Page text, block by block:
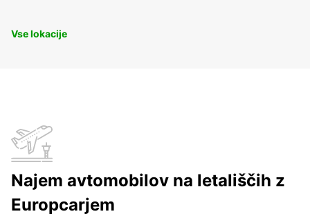
Vse lokacije
Najem avtomobilov na letališčih z
Europcarjem